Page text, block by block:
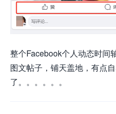
整个Facebook个人动态时间
图文帖子，铺天盖地，有点
了。。。。。。